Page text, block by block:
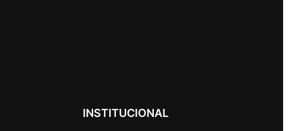
INSTITUCIONAL